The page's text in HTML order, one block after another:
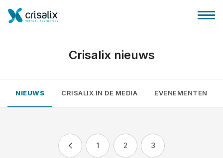
Crisalix nieuws
NIEUWS CRISALIX IN DE MEDIA EVENEMENTEN
1 2 3